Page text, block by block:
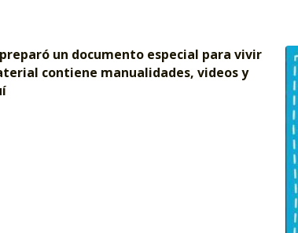
un documento especial para vivir
contiene manualidades, videos y